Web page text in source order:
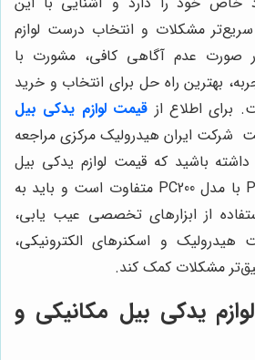
مشکلات و انتخاب درست لوازم
عدم آگاهی کافی، مشورت با
بهترین راه حل برای انتخاب و خرید
برای اطلاع از قیمت لوازم یدکی بیل
شرکت ایران هیدرولیک مرکزی مراجعه
باشید که قیمت لوازم یدکی بیل
مکانیکی کوماتسو PC220 با مدل PC200 متفاوت است و باید به
از ابزارهای تخصصی عیب یابی،
و اسکنرهای الکترونیکی،
مشکلات کمک کند.
یدکی بیل مکانیکی و